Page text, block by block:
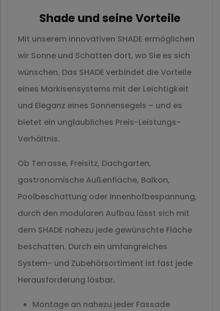
Shade und seine Vorteile
Mit unserem innovativen SHADE ermöglichen
wir Sonne und Schatten dort, wo Sie es sich
wünschen. Das SHADE verbindet die Vorteile
eines Markisensystems mit der Leichtigkeit
und Eleganz eines Sonnensegels – und es
bietet ein unglaubliches Preis-Leistungs-
Verhältnis.
Ob Terrasse, Freisitz, Dachgarten,
gastronomische Außenfläche, Balkon,
Poolbeschattung oder Innenhofbespannung,
durch den modularen Aufbau lässt sich mit
dem SHADE nahezu jede gewünschte Fläche
beschatten. Durch ein umfangreiches
System- und Zubehörsortiment ist fast jede
Herausforderung lösbar.
Montage an nahezu jeder Fassade